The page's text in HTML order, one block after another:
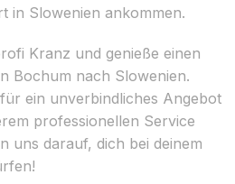
in Slowenien ankommen.
Kranz und genieße einen
Bochum nach Slowenien.
ein unverbindliches Angebot
professionellen Service
uns darauf, dich bei deinem